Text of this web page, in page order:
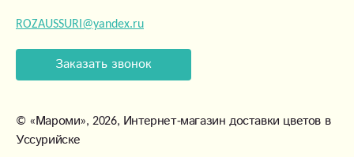
ROZAUSSURI@yandex.ru
Заказать звонок
© «Мароми», 2026, Интернет-магазин доставки цветов в
Уссурийске